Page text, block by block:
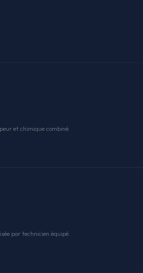
et chimique combiné.
par technicien équipé.